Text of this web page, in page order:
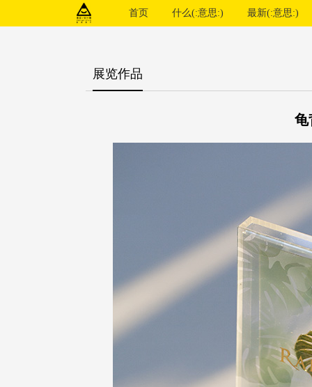
首页 什么(:意思:) 最新(:意思:)
展览作品
龟